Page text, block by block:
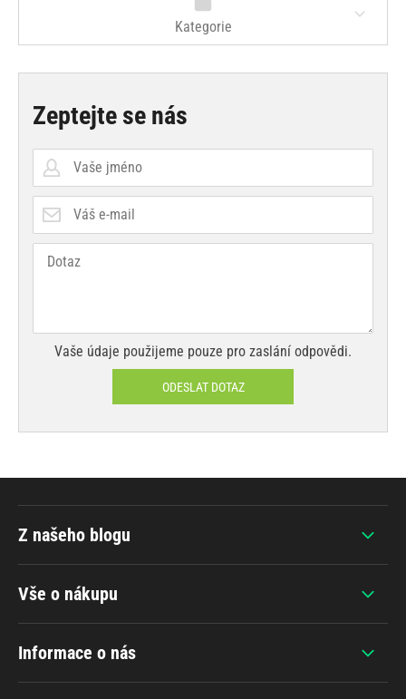
Kategorie
Zeptejte se nás
Vaše údaje použijeme pouze pro zaslání odpovědi.
ODESLAT DOTAZ
Vše o nákupu
Informace o nás
Z našeho blogu